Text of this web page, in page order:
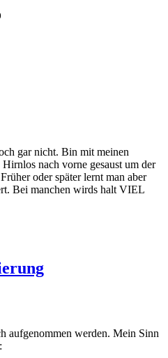
gar nicht. Bin mit meinen
nach vorne gesaust um der
oder später lernt man aber
Bei manchen wirds halt VIEL
aufgenommen werden. Mein Sinn